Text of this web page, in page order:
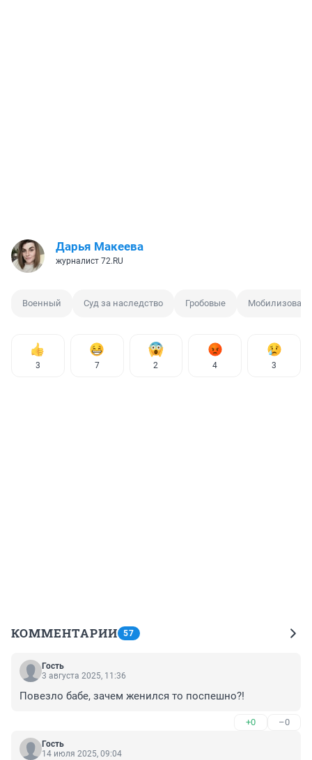
Дарья Макеева
журналист 72.RU
Военный Суд за наследство Гробовые
3 7 2 4 3
КОММЕНТАРИИ 57
Гость
3 августа 2025, 11:36
Повезло бабе, зачем женился то поспешно?!
+0 –0
Гость
14 июля 2025, 09:04